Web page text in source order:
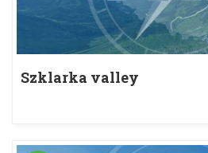
Szklarka valley